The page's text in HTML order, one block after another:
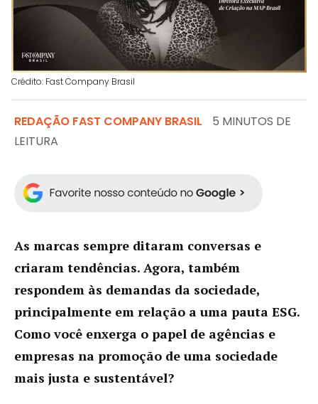
Crédito: Fast Company Brasil
REDAÇÃO FAST COMPANY BRASIL
5 MINUTOS DE
LEITURA
As marcas sempre ditaram conversas e
criaram tendências. Agora, também
respondem às demandas da sociedade,
principalmente em relação a uma pauta ESG.
Como você enxerga o papel de agências e
empresas na promoção de uma sociedade
mais justa e sustentável?